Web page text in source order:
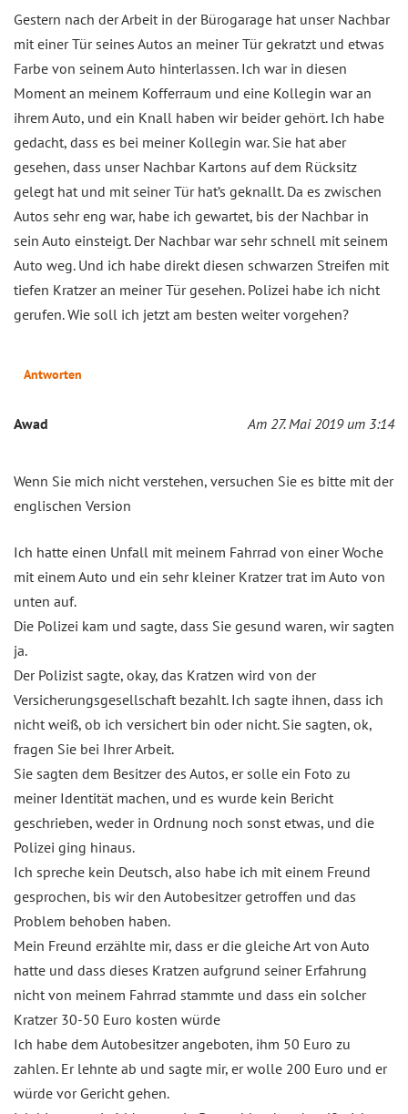
Gestern nach der Arbeit in der Bürogarage hat unser Nachbar
mit einer Tür seines Autos an meiner Tür gekratzt und etwas
Farbe von seinem Auto hinterlassen. Ich war in diesen
Moment an meinem Kofferraum und eine Kollegin war an
ihrem Auto, und ein Knall haben wir beider gehört. Ich habe
gedacht, dass es bei meiner Kollegin war. Sie hat aber
gesehen, dass unser Nachbar Kartons auf dem Rücksitz
gelegt hat und mit seiner Tür hat’s geknallt. Da es zwischen
Autos sehr eng war, habe ich gewartet, bis der Nachbar in
sein Auto einsteigt. Der Nachbar war sehr schnell mit seinem
Auto weg. Und ich habe direkt diesen schwarzen Streifen mit
tiefen Kratzer an meiner Tür gesehen. Polizei habe ich nicht
gerufen. Wie soll ich jetzt am besten weiter vorgehen?
Antworten
Awad Am 27. Mai 2019 um 3:14
Wenn Sie mich nicht verstehen, versuchen Sie es bitte mit der
englischen Version
Ich hatte einen Unfall mit meinem Fahrrad von einer Woche
mit einem Auto und ein sehr kleiner Kratzer trat im Auto von
unten auf.
Die Polizei kam und sagte, dass Sie gesund waren, wir sagten
ja.
Der Polizist sagte, okay, das Kratzen wird von der
Versicherungsgesellschaft bezahlt. Ich sagte ihnen, dass ich
nicht weiß, ob ich versichert bin oder nicht. Sie sagten, ok,
fragen Sie bei Ihrer Arbeit.
Sie sagten dem Besitzer des Autos, er solle ein Foto zu
meiner Identität machen, und es wurde kein Bericht
geschrieben, weder in Ordnung noch sonst etwas, und die
Polizei ging hinaus.
Ich spreche kein Deutsch, also habe ich mit einem Freund
gesprochen, bis wir den Autobesitzer getroffen und das
Problem behoben haben.
Mein Freund erzählte mir, dass er die gleiche Art von Auto
hatte und dass dieses Kratzen aufgrund seiner Erfahrung
nicht von meinem Fahrrad stammte und dass ein solcher
Kratzer 30-50 Euro kosten würde
Ich habe dem Autobesitzer angeboten, ihm 50 Euro zu
zahlen. Er lehnte ab und sagte mir, er wolle 200 Euro und er
würde vor Gericht gehen.